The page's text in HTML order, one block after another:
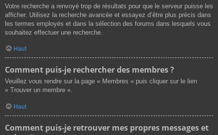
Votre recherche a renvoyé trop de résultats pour que le serveur puisse les
afficher. Utilisez la recherche avancée et essayez d’être plus précis dans
les termes employés et dans la sélection des forums dans lesquels vous
souhaitez effectuer une recherche.
Haut
Comment puis-je rechercher des membres ?
Veuillez vous rendre sur la page « Membres » puis cliquer sur le lien
« Trouver un membre ».
Haut
Comment puis-je retrouver mes propres messages et